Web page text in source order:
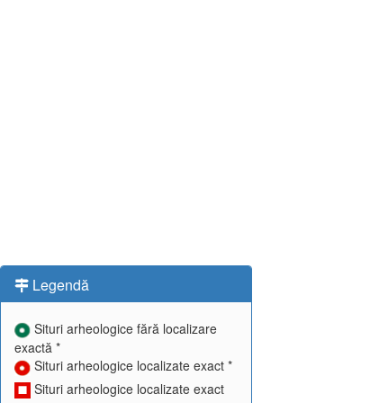
Legendă
Situri arheologice fără localizare
exactă *
Situri arheologice localizate exact *
Situri arheologice localizate exact